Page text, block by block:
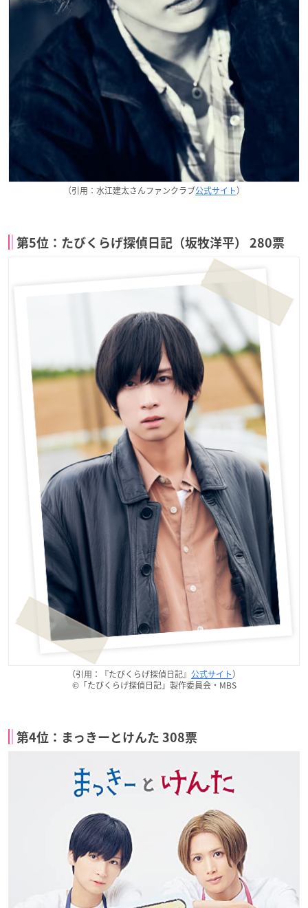
（引用：水江建太さんファンクラブ公式サイト）
第5位：たびくらげ探偵日記（坂牧洋平） 280票
（引用：『たびくらげ探偵日記』 公式サイト）
©「たびくらげ探偵日記」製作委員会・MBS
第4位：まっきーとけんた 308票